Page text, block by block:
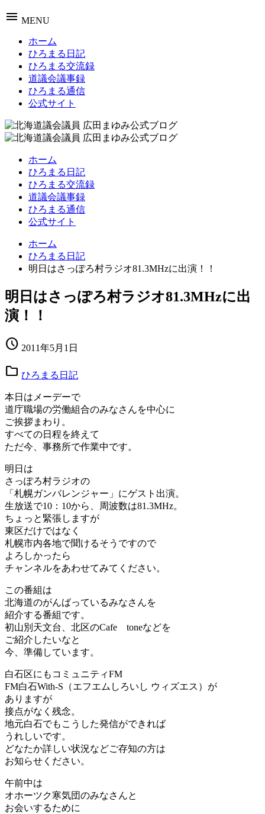
menu MENU
ホーム
ひろまる日記
ひろまる交流録
道議会議事録
ひろまる通信
公式サイト
ホーム
ひろまる日記
ひろまる交流録
道議会議事録
ひろまる通信
公式サイト
ホーム
ひろまる日記
明日はさっぽろ村ラジオ81.3MHzに出演！！
明日はさっぽろ村ラジオ81.3MHzに出
演！！
schedule 2011年5月1日
folder ひろまる日記
本日はメーデーで
道庁職場の労働組合のみなさんを中心に
ご挨拶まわり。
すべての日程を終えて
ただ今、事務所で作業中です。
明日は
さっぽろ村ラジオの
「札幌ガンバレンジャー」にゲスト出演。
生放送で10：10から、周波数は81.3MHz。
ちょっと緊張しますが
東区だけではなく
札幌市内各地で聞けるそうですので
よろしかったら
チャンネルをあわせてみてください。
この番組は
北海道のがんばっているみなさんを
紹介する番組です。
初山別天文台、北区のCafe toneなどを
ご紹介したいなと
今、準備しています。
白石区にもコミュニティFM
FM白石With-S（エフエムしろいし ウィズエス）が
ありますが
接点がなく残念。
地元白石でもこうした発信ができれば
うれしいです。
どなたか詳しい状況などご存知の方は
お知らせください。
午前中は
オホーツク寒気団のみなさんと
お会いするために